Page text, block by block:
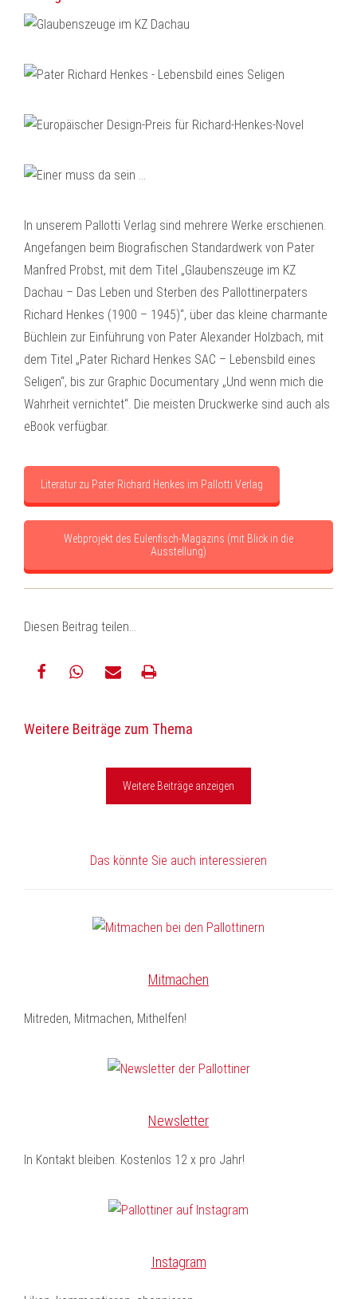
In unserem Pallotti Verlag sind mehrere Werke erschienen.
Angefangen beim Biografischen Standardwerk von Pater
Manfred Probst, mit dem Titel „Glaubenszeuge im KZ
Dachau – Das Leben und Sterben des Pallottinerpaters
Richard Henkes (1900 – 1945)“, über das kleine charmante
Büchlein zur Einführung von Pater Alexander Holzbach, mit
dem Titel „Pater Richard Henkes SAC – Lebensbild eines
Seligen“, bis zur Graphic Documentary „Und wenn mich die
Wahrheit vernichtet“. Die meisten Druckwerke sind auch als
eBook verfügbar.
Literatur zu Pater Richard Henkes im Pallotti Verlag
Webprojekt des Eulenfisch-Magazins (mit Blick in die
Ausstellung)
Diesen Beitrag teilen…
Mail
Weitere Beiträge zum Thema
Weitere Beiträge anzeigen
Das könnte Sie auch interessieren
Mitmachen
Mitreden, Mitmachen, Mithelfen!
Newsletter
In Kontakt bleiben. Kostenlos 12 x pro Jahr!
Instagram